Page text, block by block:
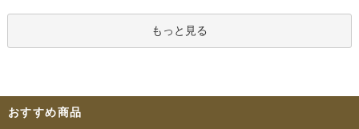
もっと見る
おすすめ商品